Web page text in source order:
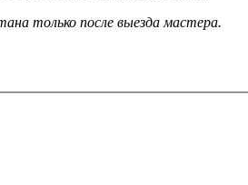
только после выезда мастера.